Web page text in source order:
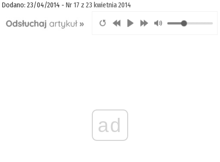
Dodano: 23/04/2014 -Nr 17 z 23 kwietnia 2014
ad